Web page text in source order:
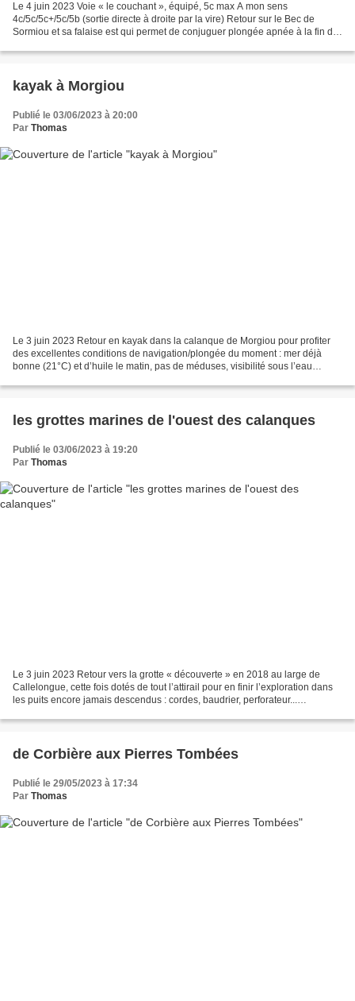
Le 4 juin 2023 Voie « le couchant », équipé, 5c max A mon sens
4c/5c/5c+/5c/5b (sortie directe à droite par la vire) Retour sur le Bec de
Sormiou et sa falaise est qui permet de conjuguer plongée apnée à la fin de
kayak à Morgiou
Publié le 03/06/2023 à 20:00
Par Thomas
Le 3 juin 2023 Retour en kayak dans la calanque de Morgiou pour profiter
des excellentes conditions de navigation/plongée du moment : mer déjà
bonne (21°C) et d’huile le matin, pas de méduses, visibilité sous l’eau
les grottes marines de l'ouest des calanques
Publié le 03/06/2023 à 19:20
Par Thomas
Le 3 juin 2023 Retour vers la grotte « découverte » en 2018 au large de
Callelongue, cette fois dotés de tout l’attirail pour en finir l’exploration dans
les puits encore jamais descendus : cordes, baudrier, perforateur...
de Corbière aux Pierres Tombées
Publié le 29/05/2023 à 17:34
Par Thomas